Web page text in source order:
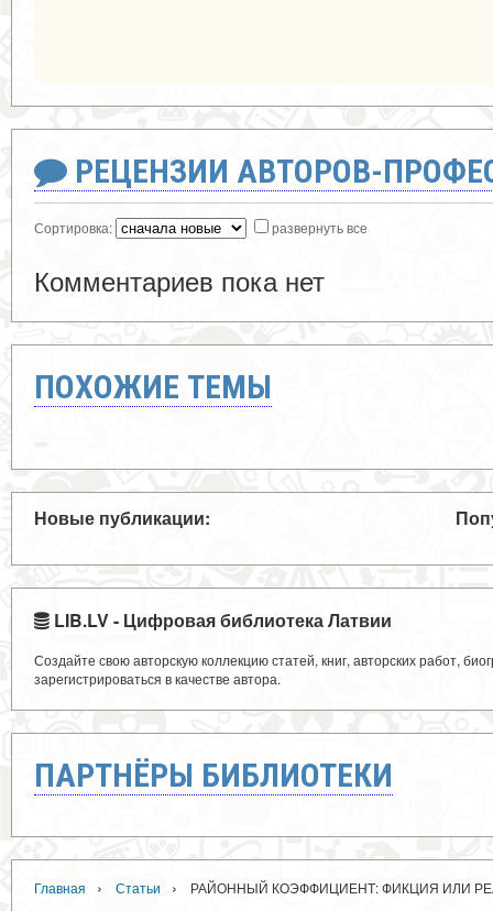
РЕЦЕНЗИИ АВТОРОВ-
Сортировка: развернуть все
Комментариев пока нет
ПОХОЖИЕ ТЕМЫ
Новые публикации:
LIB.LV - Цифровая библиотека Латвии
Создайте свою авторскую коллекцию статей, книг, авторских работ,
зарегистрироваться в качестве автора.
ПАРТНЁРЫ БИБЛИОТЕКИ
Главная › Статьи › РАЙОННЫЙ КОЭФФИЦИЕНТ: ФИКЦИЯ ИЛИ